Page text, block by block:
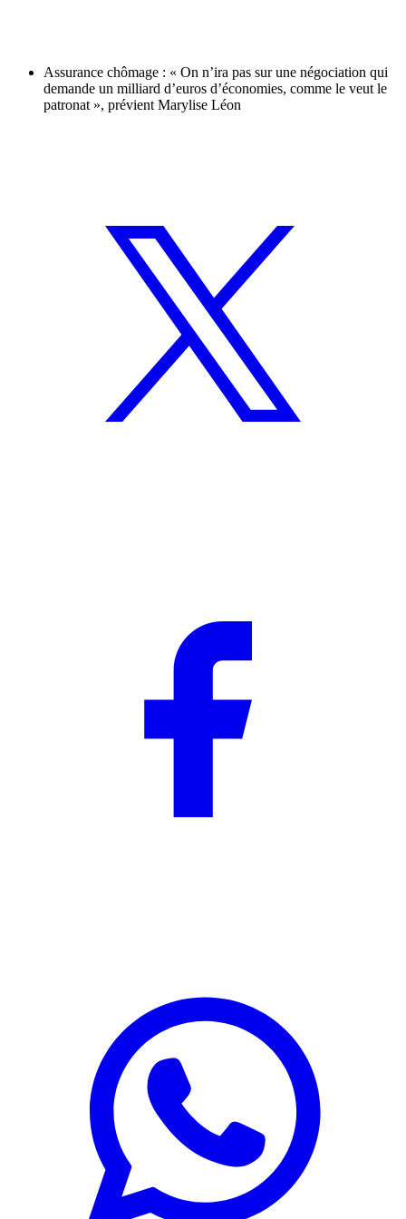
Assurance chômage : « On n’ira pas sur une négociation qui
demande un milliard d’euros d’économies, comme le veut le
patronat », prévient Marylise Léon